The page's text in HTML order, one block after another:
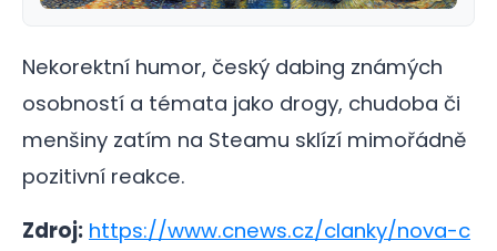
Nekorektní humor, český dabing známých
osobností a témata jako drogy, chudoba či
menšiny zatím na Steamu sklízí mimořádně
pozitivní reakce.
Zdroj: https://www.cnews.cz/clanky/nova-c